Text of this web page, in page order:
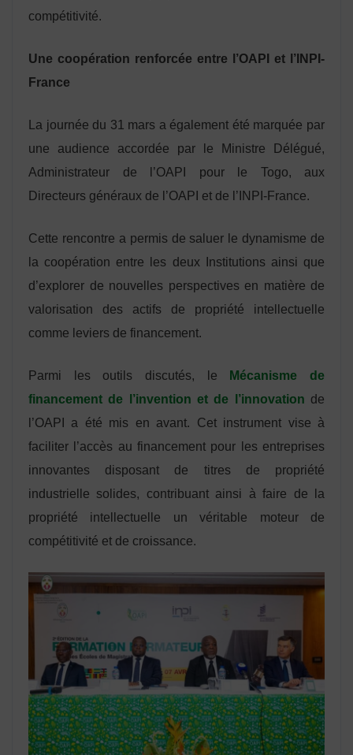
compétitivité.
Une coopération renforcée entre l’OAPI et l’INPI-
France
La journée du 31 mars a également été marquée par
une audience accordée par le Ministre Délégué,
Administrateur de l’OAPI pour le Togo, aux
Directeurs généraux de l’OAPI et de l’INPI-France.
Cette rencontre a permis de saluer le dynamisme de
la coopération entre les deux Institutions ainsi que
d’explorer de nouvelles perspectives en matière de
valorisation des actifs de propriété intellectuelle
comme leviers de financement.
Parmi les outils discutés, le
Mécanisme de
financement de l’invention et de l’innovation de
l’OAPI a été mis en avant. Cet instrument vise à
faciliter l’accès au financement pour les entreprises
innovantes disposant de titres de propriété
industrielle solides, contribuant ainsi à faire de la
propriété intellectuelle un véritable moteur de
compétitivité et de croissance.